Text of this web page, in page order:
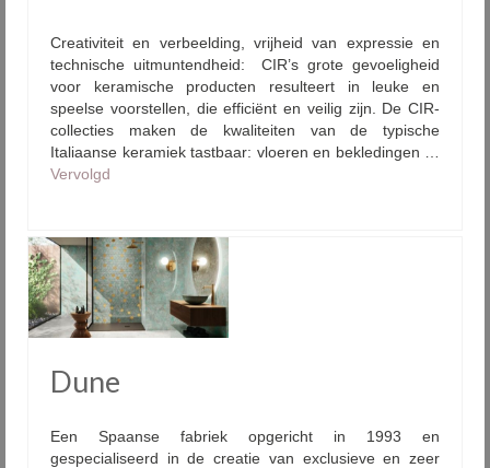
Creativiteit en verbeelding, vrijheid van expressie en
technische uitmuntendheid: CIR’s grote gevoeligheid
voor keramische producten resulteert in leuke en
speelse voorstellen, die efficiënt en veilig zijn. De CIR-
collecties maken de kwaliteiten van de typische
Italiaanse keramiek tastbaar: vloeren en bekledingen …
Vervolgd
Dune
Een Spaanse fabriek opgericht in 1993 en
gespecialiseerd in de creatie van exclusieve en zeer